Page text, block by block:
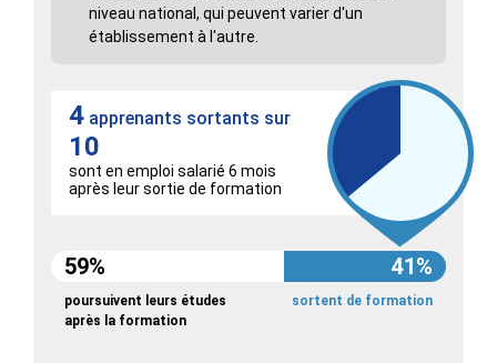
niveau national, qui peuvent varier d'un
établissement à l'autre.
4 apprenants sortants sur
10
sont en emploi salarié 6 mois
après leur sortie de formation
59% 41%
poursuivent leurs études
après la formation
sortent de formation